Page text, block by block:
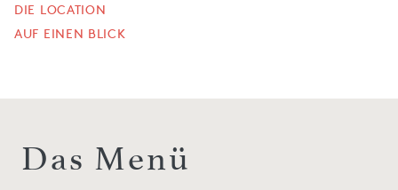
DIE LOCATION
AUF EINEN BLICK
Das Menü